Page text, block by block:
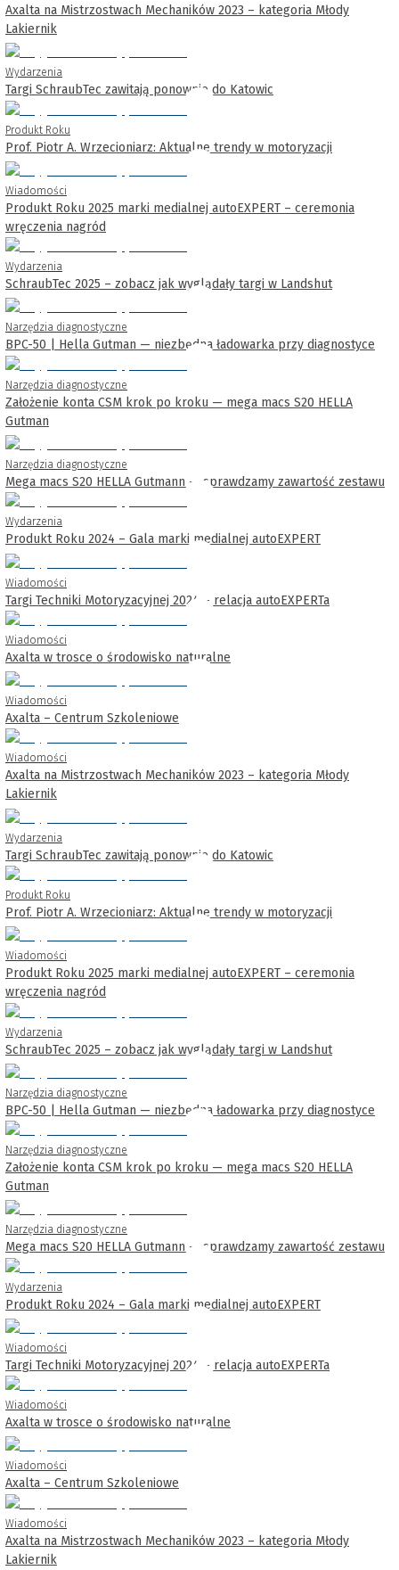
Axalta na Mistrzostwach Mechaników 2023 – kategoria Młody
Lakiernik
Wydarzenia
Targi SchraubTec zawitają ponownie do Katowic
Produkt Roku
Prof. Piotr A. Wrzecioniarz: Aktualne trendy w motoryzacji
Wiadomości
Produkt Roku 2025 marki medialnej autoEXPERT – ceremonia
wręczenia nagród
Wydarzenia
SchraubTec 2025 – zobacz jak wyglądały targi w Landshut
Narzędzia diagnostyczne
BPC-50 | Hella Gutman — niezbędna ładowarka przy diagnostyce
Narzędzia diagnostyczne
Założenie konta CSM krok po kroku — mega macs S20 HELLA
Gutman
Narzędzia diagnostyczne
Mega macs S20 HELLA Gutmann — sprawdzamy zawartość zestawu
Wydarzenia
Produkt Roku 2024 – Gala marki medialnej autoEXPERT
Wiadomości
Targi Techniki Motoryzacyjnej 2024 – relacja autoEXPERTa
Wiadomości
Axalta w trosce o środowisko naturalne
Wiadomości
Axalta – Centrum Szkoleniowe
Wiadomości
Axalta na Mistrzostwach Mechaników 2023 – kategoria Młody
Lakiernik
Wydarzenia
Targi SchraubTec zawitają ponownie do Katowic
Produkt Roku
Prof. Piotr A. Wrzecioniarz: Aktualne trendy w motoryzacji
Wiadomości
Produkt Roku 2025 marki medialnej autoEXPERT – ceremonia
wręczenia nagród
Wydarzenia
SchraubTec 2025 – zobacz jak wyglądały targi w Landshut
Narzędzia diagnostyczne
BPC-50 | Hella Gutman — niezbędna ładowarka przy diagnostyce
Narzędzia diagnostyczne
Założenie konta CSM krok po kroku — mega macs S20 HELLA
Gutman
Narzędzia diagnostyczne
Mega macs S20 HELLA Gutmann — sprawdzamy zawartość zestawu
Wydarzenia
Produkt Roku 2024 – Gala marki medialnej autoEXPERT
Wiadomości
Targi Techniki Motoryzacyjnej 2024 – relacja autoEXPERTa
Wiadomości
Axalta w trosce o środowisko naturalne
Wiadomości
Axalta – Centrum Szkoleniowe
Wiadomości
Axalta na Mistrzostwach Mechaników 2023 – kategoria Młody
Lakiernik